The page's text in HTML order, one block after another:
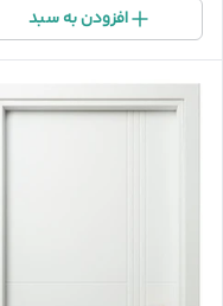
افزودن به سبد